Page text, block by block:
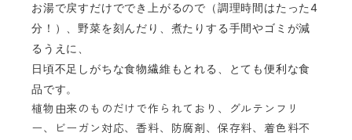
お湯で戻すだけででき上がるので（調理時間はたった4
分！）、野菜を刻んだり、煮たりする手間やゴミが減
るうえに、
日頃不足しがちな食物繊維もとれる、とても便利な食
品です。
植物由来のものだけで作られており、グルテンフリ
ー、ビーガン対応、香料、防腐剤、保存料、着色料不